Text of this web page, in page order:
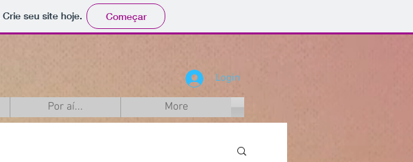
Crie seu site hoje. Começar
Login
Por aí... More